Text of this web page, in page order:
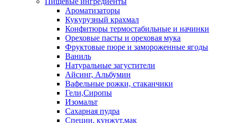
Ароматизаторы
Кукурузный крахмал
Конфитюры термостабильные и начинки
Ореховые пасты и ореховая мука
Фруктовые пюре и замороженные ягоды
Ваниль
Натуральные загустители
Айсинг, Альбумин
Вафельные рожки, стаканчики
Гели,Сиропы
Изомальт
Сахарная пудра
Специи, кунжут,мак